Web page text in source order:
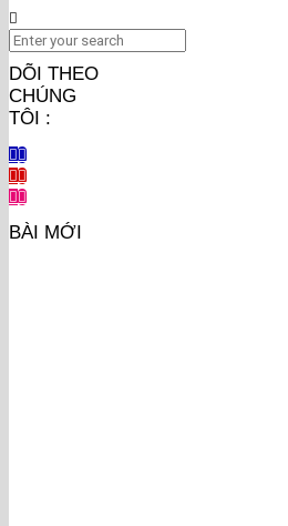
DÕI THEO
CHÚNG
TÔI :
BÀI MỚI